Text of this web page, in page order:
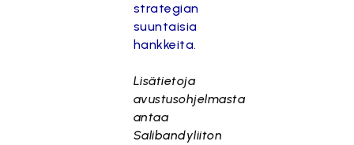
strategian
suuntaisia
hankkeita.
Lisätietoja
avustusohjelmasta
antaa
Salibandyliiton